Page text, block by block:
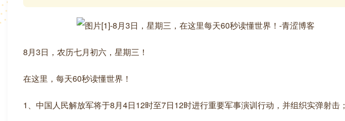
8月3日，农历七月初六，星期三！
在这里，每天60秒读懂世界！
1、中国人民解放军将于8月4日12时至7日12时进行重要军事演训行动，并组织实弹射击；